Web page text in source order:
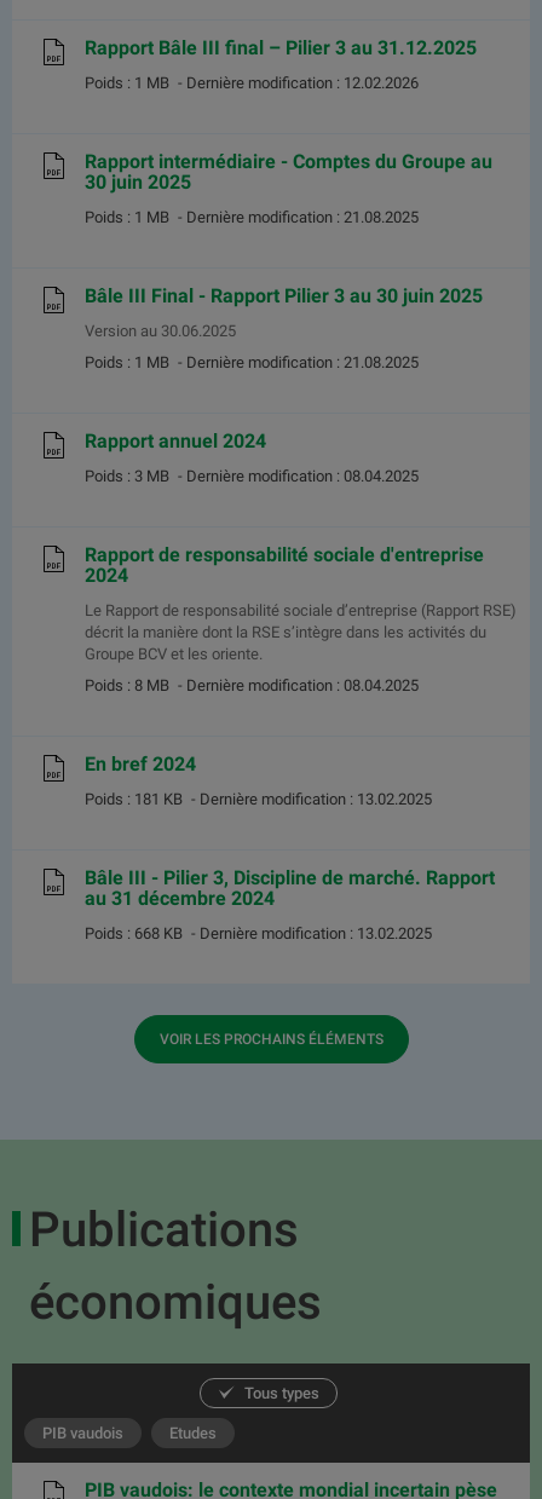
Rapport Bâle III final – Pilier 3 au 31.12.2025
Poids : 1 MB - Dernière modification : 12.02.2026
Rapport intermédiaire - Comptes du Groupe au
30 juin 2025
Poids : 1 MB - Dernière modification : 21.08.2025
Bâle III Final - Rapport Pilier 3 au 30 juin 2025
Version au 30.06.2025
Poids : 1 MB - Dernière modification : 21.08.2025
Rapport annuel 2024
Poids : 3 MB - Dernière modification : 08.04.2025
Rapport de responsabilité sociale d'entreprise
2024
Le Rapport de responsabilité sociale d’entreprise (Rapport RSE)
décrit la manière dont la RSE s’intègre dans les activités du
Groupe BCV et les oriente.
Poids : 8 MB - Dernière modification : 08.04.2025
En bref 2024
Poids : 181 KB - Dernière modification : 13.02.2025
Bâle III - Pilier 3, Discipline de marché. Rapport
au 31 décembre 2024
Poids : 668 KB - Dernière modification : 13.02.2025
VOIR LES PROCHAINS ÉLÉMENTS
Publications
économiques
Tous types
PIB vaudois Etudes
PIB vaudois: le contexte mondial incertain pèse